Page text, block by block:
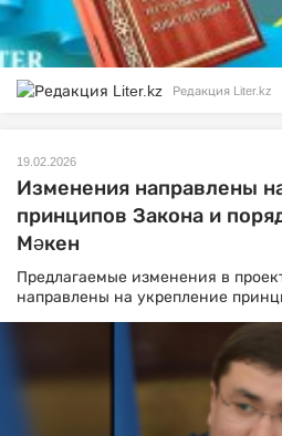
Редакция Liter.kz
19.02.2026
Изменения направлены
принципов Закона и
Мәкен
Предлагаемые изменения в
направлены на укрепление